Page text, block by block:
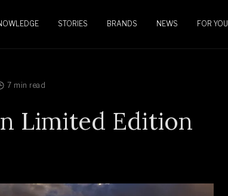
STORIES BRANDS NEWS FOR YOU
7 min read
Limited Edition